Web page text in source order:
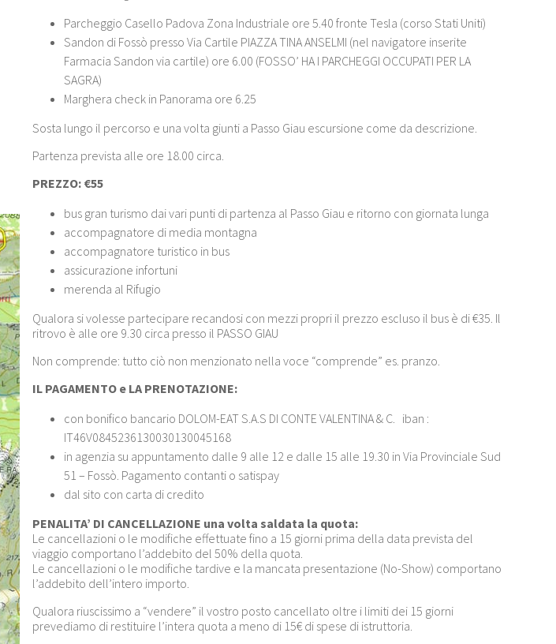
Parcheggio Casello Padova Zona Industriale ore 5.40 fronte Tesla (corso Stati Uniti)
Sandon di Fossò presso Via Cartile PIAZZA TINA ANSELMI (nel navigatore inserite
Farmacia Sandon via cartile) ore 6.00 (FOSSO’ HA I PARCHEGGI OCCUPATI PER LA
SAGRA)
Marghera check in Panorama ore 6.25
Sosta lungo il percorso e una volta giunti a Passo Giau escursione come da descrizione.
Partenza prevista alle ore 18.00 circa.
PREZZO: €55
bus gran turismo dai vari punti di partenza al Passo Giau e ritorno con giornata lunga
accompagnatore di media montagna
accompagnatore turistico in bus
assicurazione infortuni
merenda al Rifugio
Qualora si volesse partecipare recandosi con mezzi propri il prezzo escluso il bus è di €35. Il
ritrovo è alle ore 9.30 circa presso il PASSO GIAU
Non comprende: tutto ciò non menzionato nella voce “comprende” es. pranzo.
IL PAGAMENTO e LA PRENOTAZIONE:
con bonifico bancario DOLOM-EAT S.A.S DI CONTE VALENTINA & C. iban :
IT46V0845236130030130045168
in agenzia su appuntamento dalle 9 alle 12 e dalle 15 alle 19.30 in Via Provinciale Sud
51 – Fossò. Pagamento contanti o satispay
dal sito con carta di credito
PENALITA’ DI CANCELLAZIONE una volta saldata la quota:
Le cancellazioni o le modifiche effettuate fino a 15 giorni prima della data prevista del
viaggio comportano l’addebito del 50% della quota.
Le cancellazioni o le modifiche tardive e la mancata presentazione (No-Show) comportano
l’addebito dell’intero importo.
Qualora riuscissimo a “vendere” il vostro posto cancellato oltre i limiti dei 15 giorni
prevediamo di restituire l’intera quota a meno di 15€ di spese di istruttoria.